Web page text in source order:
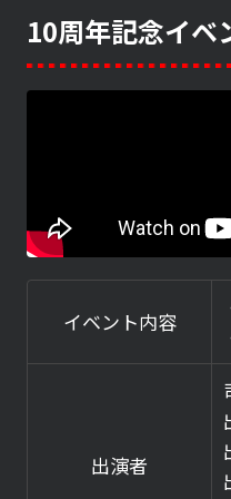
10周年記念イベ
イベント内容
出演者